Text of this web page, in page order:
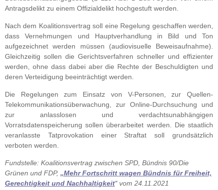
Antragsdelikt zu einem Offizialdelikt hochgestuft werden.
Nach dem Koalitionsvertrag soll eine Regelung geschaffen werden,
dass Vernehmungen und Hauptverhandlung in Bild und Ton
aufgezeichnet werden müssen (audiovisuelle Beweisaufnahme).
Gleichzeitig sollen die Gerichtsverfahren schneller und effizienter
werden, ohne dass dabei aber die Rechte der Beschuldigten und
deren Verteidigung beeinträchtigt werden.
Die Regelungen zum Einsatz von V-Personen, zur Quellen-
Telekommunikationsüberwachung, zur Online-Durchsuchung und
zur anlasslosen und verdachtsunabhängigen
Vorratsdatenspeicherung sollen überarbeitet werden. Die staatlich
veranlasste Tatprovokation einer Straftat soll grundsätzlich
verboten werden.
Fundstelle: Koalitionsvertrag zwischen SPD, Bündnis 90/Die
Grünen und FDP, „Mehr Fortschritt wagen Bündnis für Freiheit,
Gerechtigkeit und Nachhaltigkeit“ vom 24.11.2021